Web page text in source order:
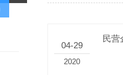
04-29
2020
民营